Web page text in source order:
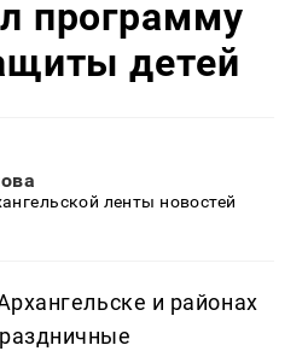
программу
детей
ленты новостей
и районах